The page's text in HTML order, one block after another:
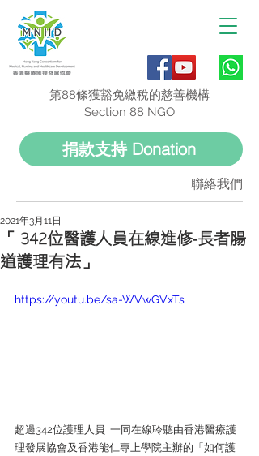
聯絡我們
捐款支持 Donation
第88條獲豁免繳稅的慈善機構
Section 88 NGO
「 342位醫護人員在線進修-長者腸
道護理有法」
2021年3月11日
https://youtu.be/sa-WVwGVxTs
超過342位護理人員  一同在線聆聽由香港醫療護
理發展協會及香港能仁專上學院主辦的「如何護